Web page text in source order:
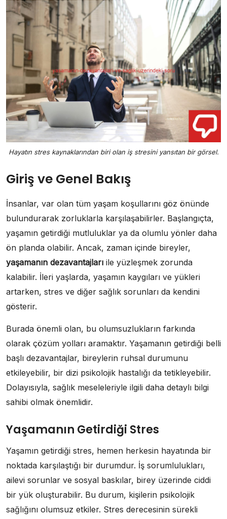
Hayatın stres kaynaklarından biri olan iş stresini yansıtan bir görsel.
Giriş ve Genel Bakış
İnsanlar, var olan tüm yaşam koşullarını göz önünde
bulundurarak zorluklarla karşılaşabilirler. Başlangıçta,
yaşamın getirdiği mutluluklar ya da olumlu yönler daha
ön planda olabilir. Ancak, zaman içinde bireyler,
yaşamanın dezavantajları ile yüzleşmek zorunda
kalabilir. İleri yaşlarda, yaşamın kaygıları ve yükleri
artarken, stres ve diğer sağlık sorunları da kendini
gösterir.
Burada önemli olan, bu olumsuzlukların farkında
olarak çözüm yolları aramaktır. Yaşamanın getirdiği belli
başlı dezavantajlar, bireylerin ruhsal durumunu
etkileyebilir, bir dizi psikolojik hastalığı da tetikleyebilir.
Dolayısıyla, sağlık meseleleriyle ilgili daha detaylı bilgi
sahibi olmak önemlidir.
Yaşamanın Getirdiği Stres
Yaşamın getirdiği stres, hemen herkesin hayatında bir
noktada karşılaştığı bir durumdur. İş sorumlulukları,
ailevi sorunlar ve sosyal baskılar, birey üzerinde ciddi
bir yük oluşturabilir. Bu durum, kişilerin psikolojik
sağlığını olumsuz etkiler. Stres derecesinin sürekli